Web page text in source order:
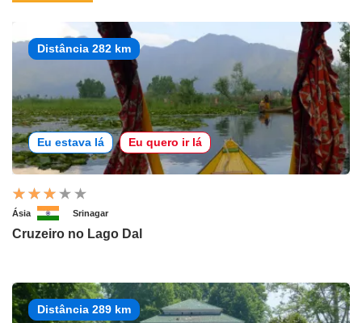
Distância 282 km
Eu estava lá Eu quero ir lá
Ásia Srinagar
Cruzeiro no Lago Dal
Distância 289 km